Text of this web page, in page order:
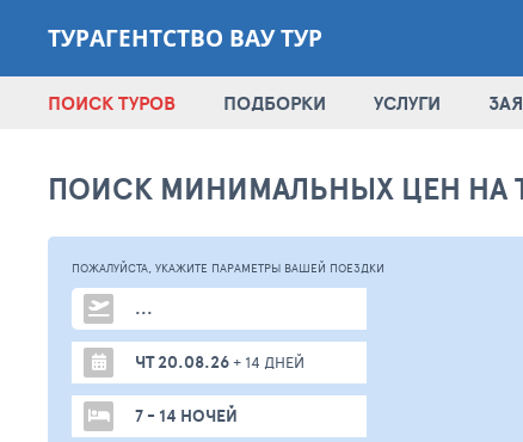
ТУРАГЕНТСТВО ВАУ ТУР
ПОИСК ТУРОВ ПОДБОРКИ УСЛУГИ
ПОИСК МИНИМАЛЬНЫХ ЦЕН НА
ПОЖАЛУЙСТА, УКАЖИТЕ ПАРАМЕТРЫ ВАШЕЙ ПОЕЗДКИ
...
ЧТ 20.08.26+ 14 ДНЕЙ
7 - 14 НОЧЕЙ